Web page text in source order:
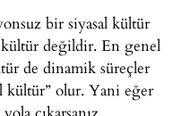
bir siyasal kültür
kültür değildir. En genel
de dinamik süreçler
kültür” olur. Yani eğer